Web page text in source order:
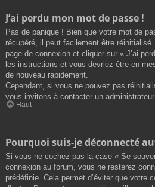
J’ai perdu mon mot de passe !
Pas de panique ! Bien que votre mot de
récupéré, il peut facilement être
page de connexion et cliquer sur « J’ai
les instructions et vous devriez être en
de nouveau rapidement.
Cependant, si vous ne pouvez pas
vous invitons à contacter un administrateur
Haut
Pourquoi suis-je déconnecté
Si vous ne cochez pas la case « Se
connexion au forum, vous ne resterez
prédéfinie. Cela permet d’éviter que votre